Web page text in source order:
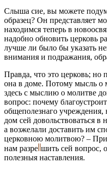
Слыша сие, вы можете
образец? Он представляет
находимся теперь в
надобно обновить церковь
лучше ли было бы указать
внимания и подражания,
Правда, что это церковь; но
она в доме. Потому мысль о
здесь с мыслию о молитве
вопрос: почему
общеполезнаго
дом сей довольствоваться
а возжелали доставить им
церковною молитвою? –
нам разре шить сей вопрос,
полезныя наставления.